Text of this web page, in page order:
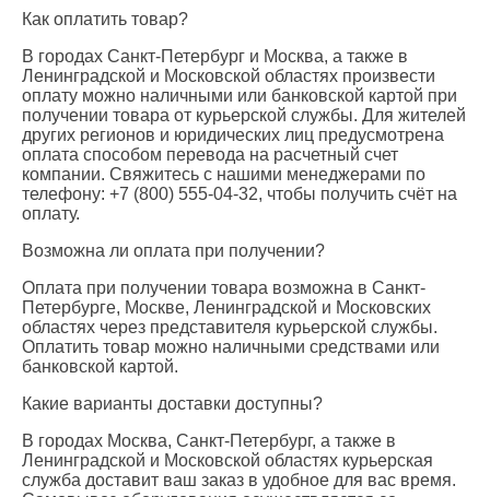
Как оплатить товар?
В городах Санкт-Петербург и Москва, а также в
Ленинградской и Московской областях произвести
оплату можно наличными или банковской картой при
получении товара от курьерской службы. Для жителей
других регионов и юридических лиц предусмотрена
оплата способом перевода на расчетный счет
компании. Свяжитесь с нашими менеджерами по
телефону: +7 (800) 555-04-32, чтобы получить счёт на
оплату.
Возможна ли оплата при получении?
Оплата при получении товара возможна в Санкт-
Петербурге, Москве, Ленинградской и Московских
областях через представителя курьерской службы.
Оплатить товар можно наличными средствами или
банковской картой.
Какие варианты доставки доступны?
В городах Москва, Санкт-Петербург, а также в
Ленинградской и Московской областях курьерская
служба доставит ваш заказ в удобное для вас время.